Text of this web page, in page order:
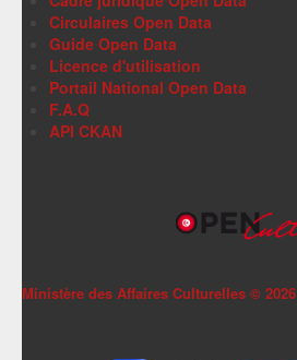
Circulaires Open Data
Guide Open Data
Licence d'utilisation
Portail National Open Data
F.A.Q
API CKAN
Ministère des Affaires Culturelles © 2026